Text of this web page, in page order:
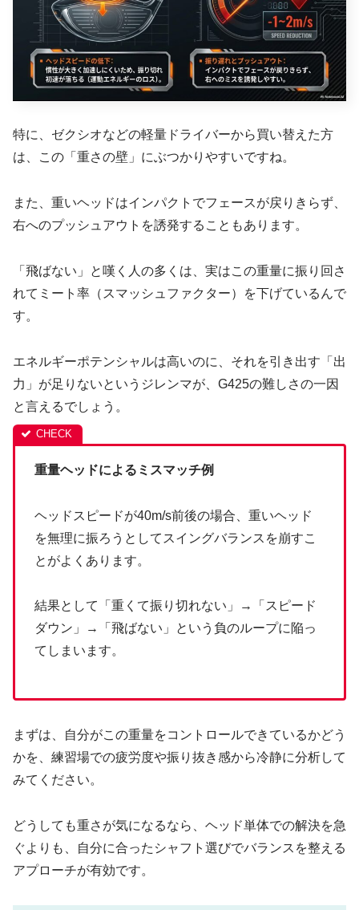
特に、ゼクシオなどの軽量ドライバーから買い替えた方
は、この「重さの壁」にぶつかりやすいですね。
また、重いヘッドはインパクトでフェースが戻りきらず、
右へのプッシュアウトを誘発することもあります。
「飛ばない」と嘆く人の多くは、実はこの重量に振り回さ
れてミート率（スマッシュファクター）を下げているんで
す。
エネルギーポテンシャルは高いのに、それを引き出す「出
力」が足りないというジレンマが、G425の難しさの一因
と言えるでしょう。
重量ヘッドによるミスマッチ例
ヘッドスピードが40m/s前後の場合、重いヘッド
を無理に振ろうとしてスイングバランスを崩すこ
とがよくあります。
結果として「重くて振り切れない」→「スピード
ダウン」→「飛ばない」という負のループに陥っ
てしまいます。
まずは、自分がこの重量をコントロールできているかどう
かを、練習場での疲労度や振り抜き感から冷静に分析して
みてください。
どうしても重さが気になるなら、ヘッド単体での解決を急
ぐよりも、自分に合ったシャフト選びでバランスを整える
アプローチが有効です。